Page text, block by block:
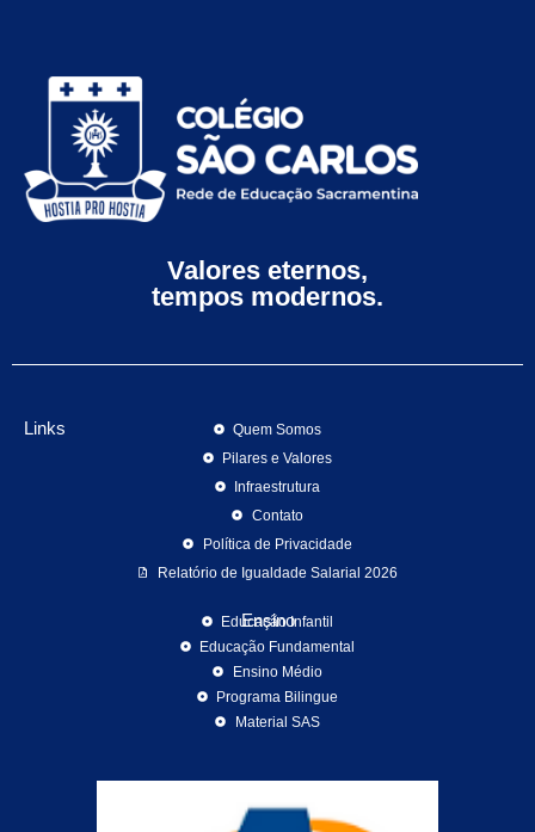
Valores eternos,
tempos modernos.
Links
Quem Somos
Pilares e Valores
Infraestrutura
Contato
Política de Privacidade
Relatório de Igualdade Salarial 2026
Ensino
Educação Infantil
Educação Fundamental
Ensino Médio
Programa Bilingue
Material SAS